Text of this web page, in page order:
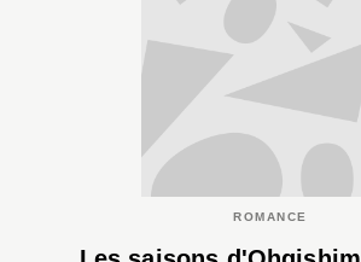
ROMANCE